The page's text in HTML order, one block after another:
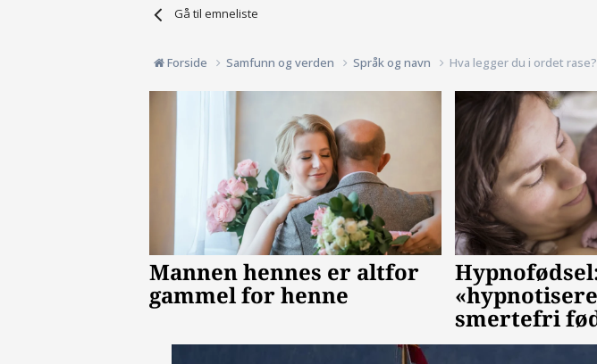
Gå til emneliste
Forside Samfunn og verden Språk og navn Hva legger du i ordet rase?